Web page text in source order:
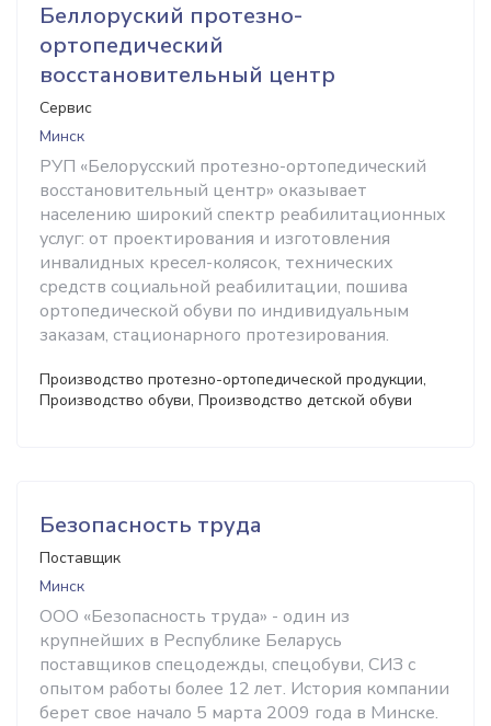
Беллоруский протезно-
ортопедический
восстановительный центр
Сервис
Минск
РУП «Белорусский протезно-ортопедический
восстановительный центр» оказывает
населению широкий спектр реабилитационных
услуг: от проектирования и изготовления
инвалидных кресел-колясок, технических
средств социальной реабилитации, пошива
ортопедической обуви по индивидуальным
заказам, стационарного протезирования.
Производство протезно-ортопедической продукции,
Производство обуви, Производство детской обуви
Безопасность труда
Поставщик
Минск
ООО «Безопасность труда» - один из
крупнейших в Республике Беларусь
поставщиков спецодежды, спецобуви, СИЗ с
опытом работы более 12 лет. История компании
берет свое начало 5 марта 2009 года в Минске.